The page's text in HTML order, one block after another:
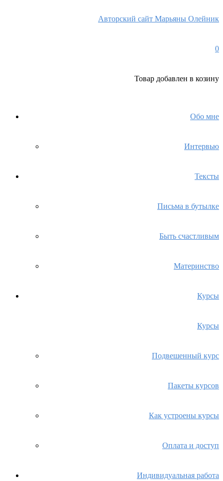
Авторский сайт Марьяны Олейник
0
Товар добавлен в козину
Обо мне
Интервью
Тексты
Письма в бутылке
Быть счастливым
Материнство
Курсы
Курсы
Подвешенный курс
Пакеты курсов
Как устроены курсы
Оплата и доступ
Индивидуальная работа